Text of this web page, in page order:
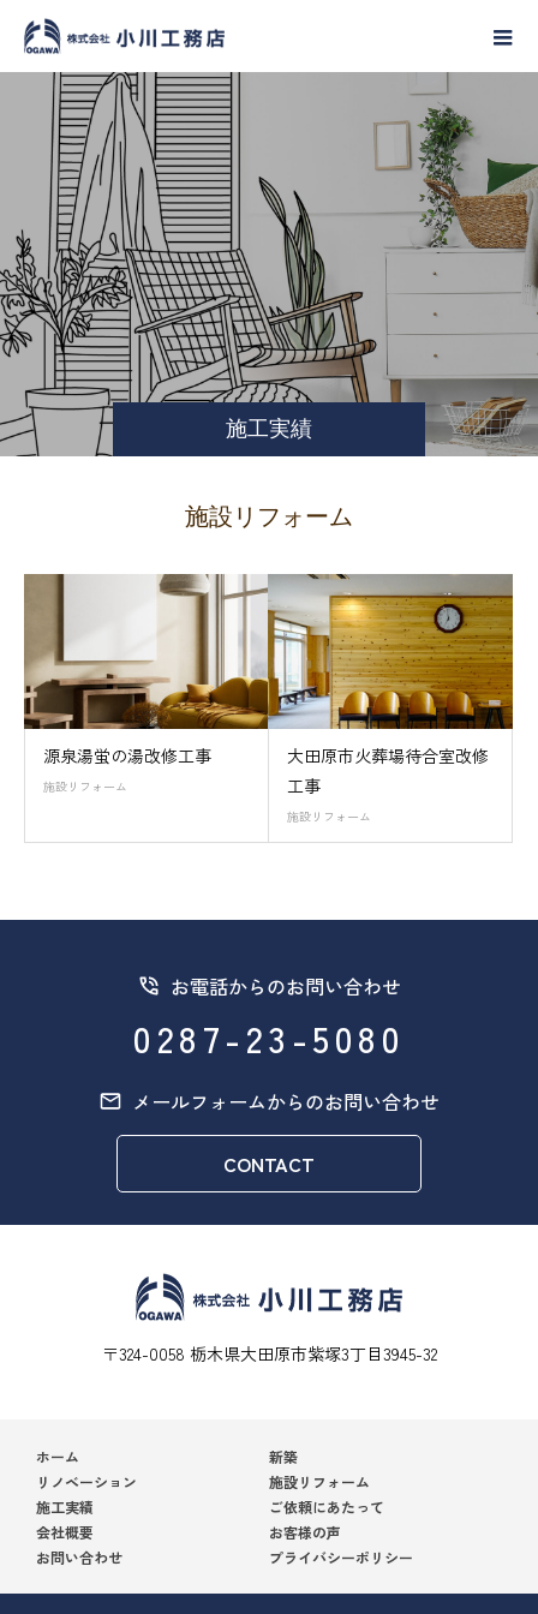
施工実績
施設リフォーム
源泉湯蛍の湯改修工事
施設リフォーム
大田原市火葬場待合室改修
工事
施設リフォーム
お電話からのお問い合わせ
0287-23-5080
メールフォームからのお問い合わせ
CONTACT
〒324-0058 栃木県大田原市紫塚3丁目3945-32
ホーム
新築
リノベーション
施設リフォーム
施工実績
ご依頼にあたって
会社概要
お客様の声
お問い合わせ
プライバシーポリシー